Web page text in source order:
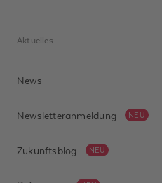
Aktuelles
News
Newsletteranmeldung NEU
Zukunftsblog NEU